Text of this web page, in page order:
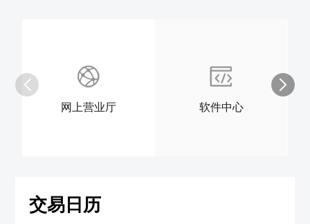
网上营业厅 软件中心
交易日历